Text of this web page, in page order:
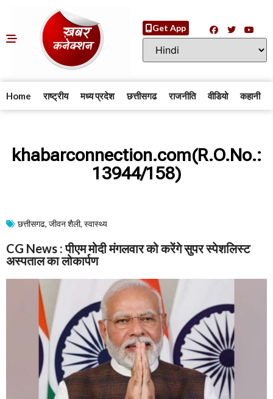
Get App
Home राष्ट्रीय मध्य प्रदेश छत्तीसगढ राजनीति वीडियो कहानी
khabarconnection.com(R.O.No.:
13944/158)
छत्तीसगढ, जीवन शैली, स्वास्थ्य
CG News : पीएम मोदी मंगलवार को करेंगे सुपर स्पेशलिस्ट
अस्पताल का लोकार्पण